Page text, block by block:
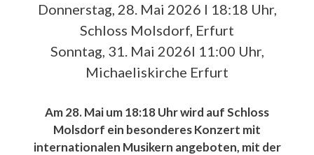
Donnerstag, 28. Mai 2026 I 18:18 Uhr,
Schloss Molsdorf, Erfurt
Sonntag, 31. Mai 2026I 11:00 Uhr,
Michaeliskirche Erfurt
Am 28. Mai um 18:18 Uhr wird auf Schloss
Molsdorf ein besonderes Konzert mit
internationalen Musikern angeboten, mit der